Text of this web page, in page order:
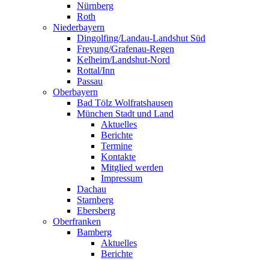
Nürnberg
Roth
Niederbayern
Dingolfing/Landau-Landshut Süd
Freyung/Grafenau-Regen
Kelheim/Landshut-Nord
Rottal/Inn
Passau
Oberbayern
Bad Tölz Wolfratshausen
München Stadt und Land
Aktuelles
Berichte
Termine
Kontakte
Mitglied werden
Impressum
Dachau
Starnberg
Ebersberg
Oberfranken
Bamberg
Aktuelles
Berichte